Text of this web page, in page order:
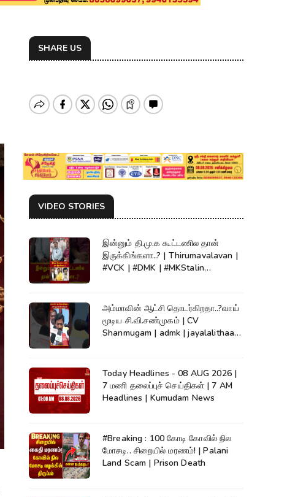
SHARE US
VIDEO STORIES
இன்னும் தி.மு.க கூட்டணில தான்
இருக்கிங்களா..? | Thirumavalavan |
#VCK | #DMK | #MKStalin
அம்மாவின் ஆட்சி தொடர்கிறதா..?வாய்
மூடிய சி.வி.சண்முகம் | CV
Shanmugam | admk | jayalalithaa |
Today Headlines - 08 AUG 2026 |
7 மணி தலைப்புச் செய்திகள் | 7 AM
Headlines | Kumudam News
#Breaking : 100 கோடி கோவில் நில
மோசடி.. சிறையில் மரணம்! | Palani
Land Scam | Prison Death